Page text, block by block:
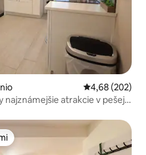
Priemerné
4,68 (202)
najznámejšie atrakcie v pešej